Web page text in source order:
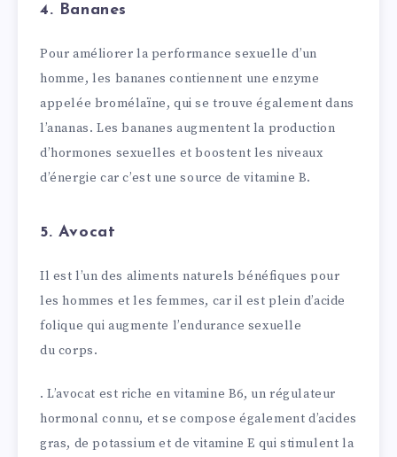
4. Bananes
Pour améliorer la performance sexuelle d’un
homme, les bananes contiennent une enzyme
appelée bromélaïne, qui se trouve également dans
l’ananas. Les bananes augmentent la production
d’hormones sexuelles et boostent les niveaux
d’énergie car c’est une source de vitamine B.
5. Avocat
Il est l’un des aliments naturels bénéfiques pour
les hommes et les femmes, car il est plein d’acide
folique qui augmente l’endurance sexuelle
du corps.
. L’avocat est riche en vitamine B6, un régulateur
hormonal connu, et se compose également d’acides
gras, de potassium et de vitamine E qui stimulent la